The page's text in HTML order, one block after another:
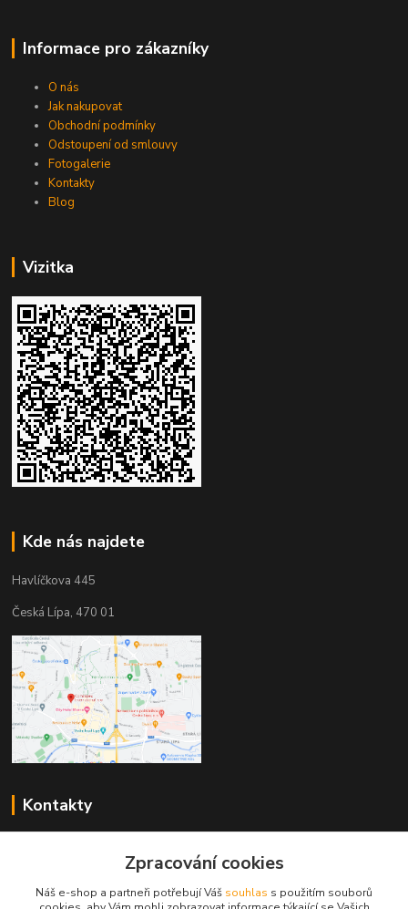
Informace pro zákazníky
O nás
Jak nakupovat
Obchodní podmínky
Odstoupení od smlouvy
Fotogalerie
Kontakty
Blog
Vizitka
Kde nás najdete
Havlíčkova 445
Česká Lípa, 470 01
Kontakty
+420 603 823 376
Zpracování cookies
Náš e-shop a partneři potřebují Váš souhlas s použitím souborů